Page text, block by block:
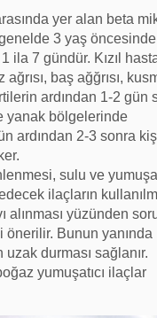
yer alan beta
genelde 3 yaş öncesinde
7 gündür. Kızıl
baş ağğrısı,
ardından 1-2 gün
yanak bölgelerinde
ardından 2-3 sonra
sulu ve
ilaçların
alınması yüzünden
önerilir. Bunun yanında
uzak durması sağlanır.
yumuşatıcı ilaçlar